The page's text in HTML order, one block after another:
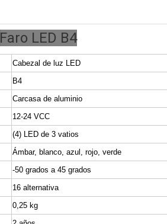
Faro LED B4
Cabezal de luz LED
B4
Carcasa de aluminio
12-24 VCC
(4) LED de 3 vatios
Ámbar, blanco, azul, rojo, verde
-50 grados a 45 grados
16 alternativa
0,25 kg